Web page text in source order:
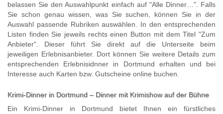
belassen Sie den Auswahlpunkt einfach auf "Alle Dinner…". Falls
Sie schon genau wissen, was Sie suchen, können Sie in der
Auswahl passende Rubriken auswählen. In den entsprechenden
Listen finden Sie jeweils rechts einen Button mit dem Titel "Zum
Anbieter". Dieser führt Sie direkt auf die Unterseite beim
jeweiligen Erlebnisanbieter. Dort können Sie weitere Details zum
entsprechenden Erlebnisidnner in Dortmund erhalten und bei
Interesse auch Karten bzw. Gutscheine online buchen.
Krimi-Dinner in Dortmund – Dinner mit Krimishow auf der Bühne
Ein Krimi-Dinner in Dortmund bietet Ihnen ein fürstliches